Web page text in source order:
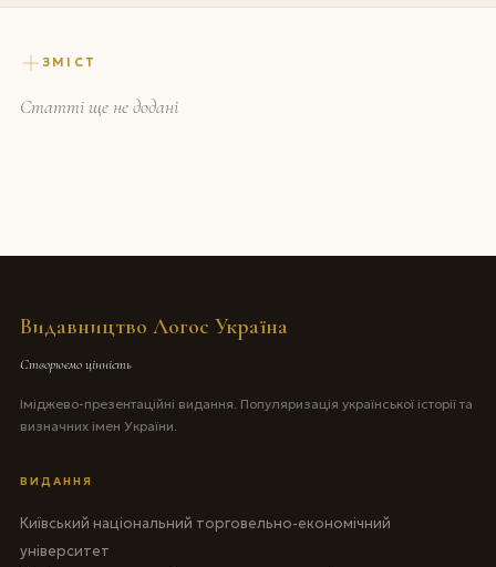
ЗМІСТ
Статті ще не додані
Видавництво Логос Україна
Створюємо цінність
Іміджево-презентаційні видання. Популяризація української історії та
визначних імен України.
ВИДАННЯ
Київський національний торговельно-економічний
університет